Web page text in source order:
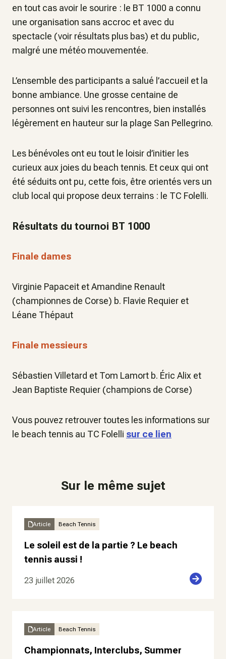
en tout cas avoir le sourire : le BT 1000 a connu
une organisation sans accroc et avec du
spectacle (voir résultats plus bas) et du public,
malgré une météo mouvementée.
L’ensemble des participants a salué l’accueil et la
bonne ambiance. Une grosse centaine de
personnes ont suivi les rencontres, bien installés
légèrement en hauteur sur la plage San Pellegrino.
Les bénévoles ont eu tout le loisir d’initier les
curieux aux joies du beach tennis. Et ceux qui ont
été séduits ont pu, cette fois, être orientés vers un
club local qui propose deux terrains : le TC Folelli.
Résultats du tournoi BT 1000
Finale dames
Virginie Papaceit et Amandine Renault
(championnes de Corse) b. Flavie Requier et
Léane Thépaut
Finale messieurs
Sébastien Villetard et Tom Lamort b. Éric Alix et
Jean Baptiste Requier (champions de Corse)
Vous pouvez retrouver toutes les informations sur
le beach tennis au TC Folelli sur ce lien
Sur le même sujet
Article Beach Tennis
Le soleil est de la partie ? Le beach
tennis aussi !
23 juillet 2026
Article Beach Tennis
Championnats, Interclubs, Summer